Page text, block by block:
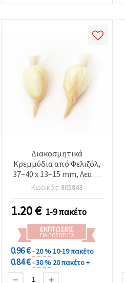
Διακοσμητικά
Κρεμμύδια από Φελιζόλ,
37–40 x 13–15 mm, Λευκό
- 10 τεμ.
Κωδικός: 801843
1.20€ 1-9 πακέτο
ΕΚΠΤΏΣΕΙΣ
ΓΙΑ ΠΟΣΌΤΗΤΑ
0.96 €- 20 %10-19 πακέτο
0.84 €- 30 % 20 πακέτο +